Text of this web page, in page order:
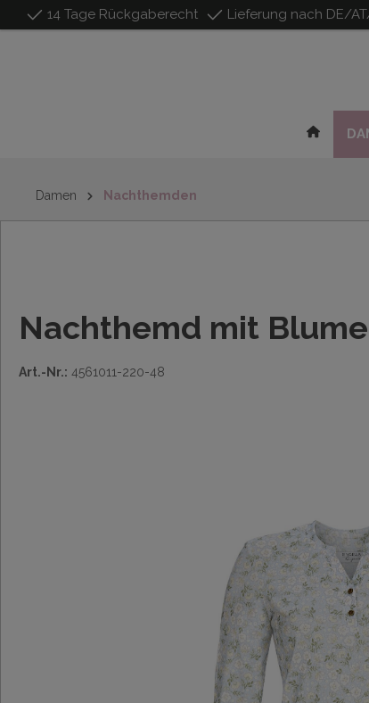
springen
14 Tage Rückgaberecht Lieferung nach DE/
Damen Nachthemden
Nachthemd mit
Art.-Nr.: 4561011-220-48